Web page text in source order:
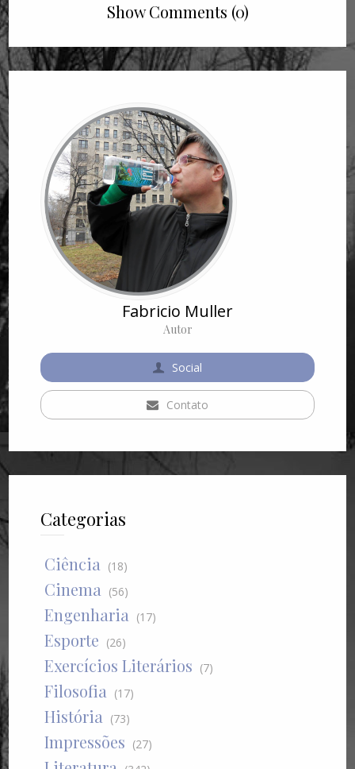
Show Comments (0)
Fabricio Muller
Autor
Social
Contato
Categorias
Ciência (18)
Cinema (56)
Engenharia (17)
Esporte (26)
Exercícios Literários (7)
Filosofia (17)
História (73)
Impressões (27)